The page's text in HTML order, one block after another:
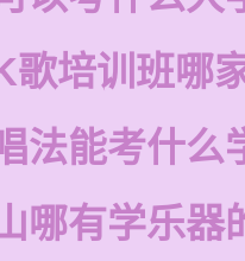
歌培训班哪
法能考什么
哪有学乐器